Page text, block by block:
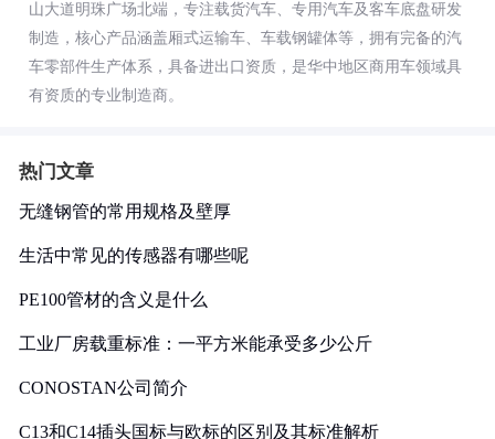
山大道明珠广场北端，专注载货汽车、专用汽车及客车底盘研发
制造，核心产品涵盖厢式运输车、车载钢罐体等，拥有完备的汽
车零部件生产体系，具备进出口资质，是华中地区商用车领域具
有资质的专业制造商。
热门文章
无缝钢管的常用规格及壁厚
生活中常见的传感器有哪些呢
PE100管材的含义是什么
工业厂房载重标准：一平方米能承受多少公斤
CONOSTAN公司简介
C13和C14插头国标与欧标的区别及其标准解析